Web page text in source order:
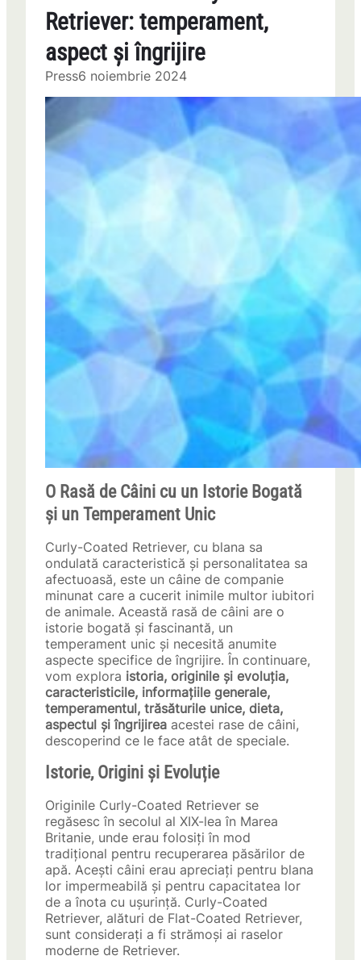
Retriever: temperament,
aspect și îngrijire
Press6 noiembrie 2024
O Rasă de Câini cu un Istorie Bogată
și un Temperament Unic
Curly-Coated Retriever, cu blana sa
ondulată caracteristică și personalitatea sa
afectuoasă, este un câine de companie
minunat care a cucerit inimile multor iubitori
de animale. Această rasă de câini are o
istorie bogată și fascinantă, un
temperament unic și necesită anumite
aspecte specifice de îngrijire. În continuare,
vom explora istoria, originile și evoluția,
caracteristicile, informațiile generale,
temperamentul, trăsăturile unice, dieta,
aspectul și îngrijirea acestei rase de câini,
descoperind ce le face atât de speciale.
Istorie, Origini și Evoluție
Originile Curly-Coated Retriever se
regăsesc în secolul al XIX-lea în Marea
Britanie, unde erau folosiți în mod
tradițional pentru recuperarea păsărilor de
apă. Acești câini erau apreciați pentru blana
lor impermeabilă și pentru capacitatea lor
de a înota cu ușurință. Curly-Coated
Retriever, alături de Flat-Coated Retriever,
sunt considerați a fi strămoși ai raselor
moderne de Retriever.